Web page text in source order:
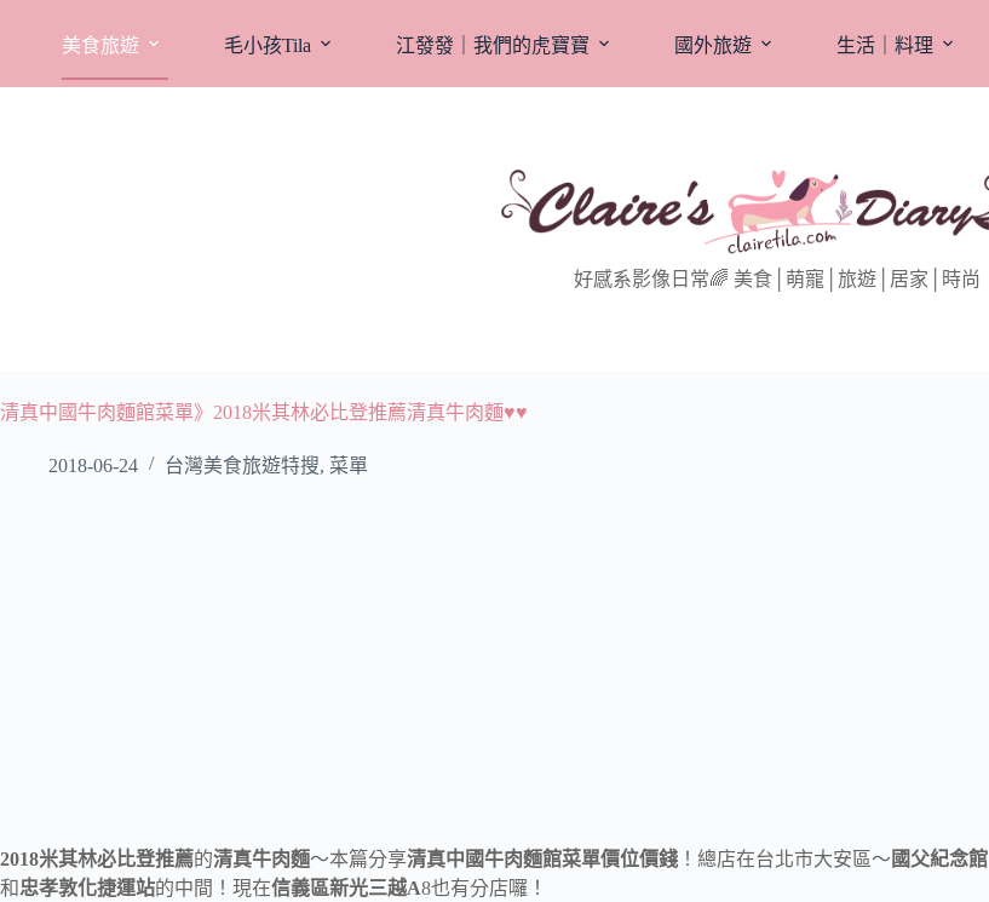
美食旅遊 毛小孩Tila 江發發｜我們的虎寶寶 國外旅遊 生活｜料理
好感系影像日常🌈 美食│萌寵│旅遊│居家│時尚
清真中國牛肉麵館菜單》2018米其林必比登推薦清真牛肉麵♥♥
2018-06-24 台灣美食旅遊特搜, 菜單
2018米其林必比登推薦的清真牛肉麵～本篇分享清真中國牛肉麵館菜單價位價錢 ！總店在台北市大安區～ 國父紀念館
和忠孝敦化捷運站的中間！現在信義區新光三越A8也有分店囉！